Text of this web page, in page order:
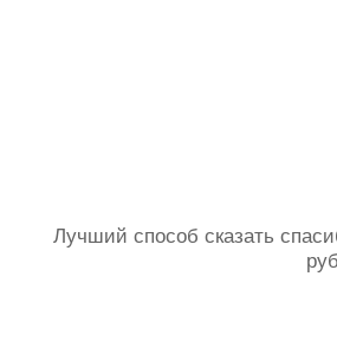
Лучший способ сказать